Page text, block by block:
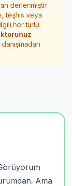
derlenmiştir.
teşhis veya
her türlü
Ama